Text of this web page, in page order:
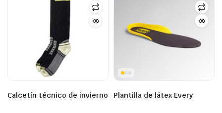
Calcetín técnico de invierno Plantilla de látex Every